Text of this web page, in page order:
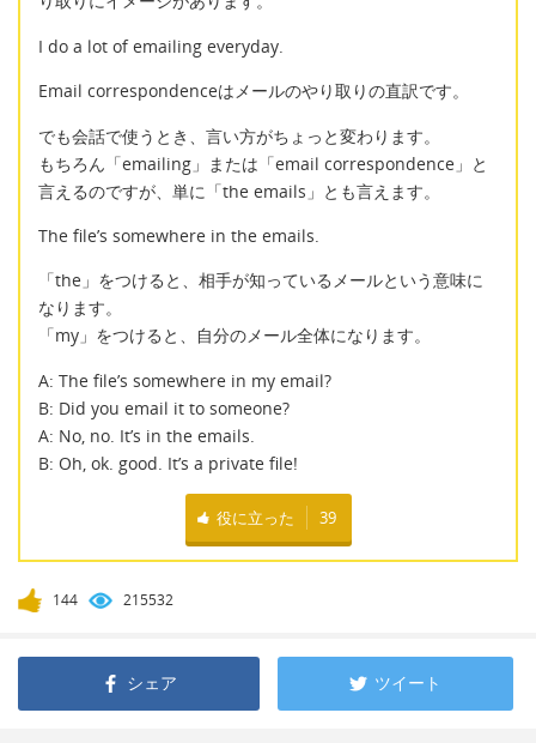
I do a lot of emailing everyday.
Email correspondenceはメールのやり取りの直訳です。
でも会話で使うとき、言い方がちょっと変わります。
もちろん「emailing」または「email correspondence」と
言えるのですが、単に「the emails」とも言えます。
The file’s somewhere in the emails.
「the」をつけると、相手が知っているメールという意味に
なります。
「my」をつけると、自分のメール全体になります。
A: The file’s somewhere in my email?
B: Did you email it to someone?
A: No, no. It’s in the emails.
B: Oh, ok. good. It’s a private file!
役に立った 39
144 215532
シェア ツイート